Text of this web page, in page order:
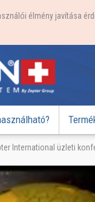
élmény javítása
International üzleti